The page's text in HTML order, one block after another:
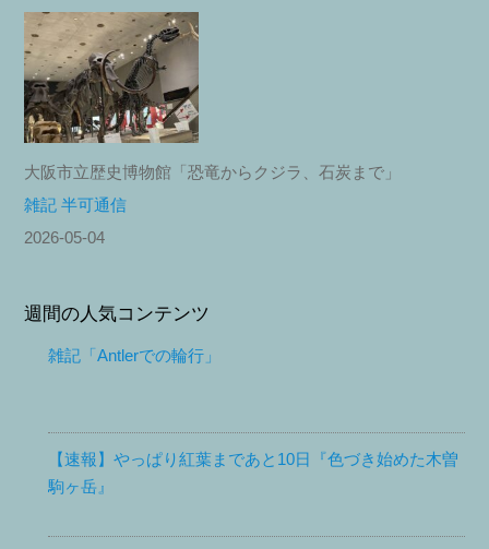
大阪市立歴史博物館「恐竜からクジラ、石炭まで」
雑記 半可通信
2026-05-04
週間の人気コンテンツ
雑記「Antlerでの輪行」
【速報】やっぱり紅葉まであと10日『色づき始めた木曽
駒ヶ岳』